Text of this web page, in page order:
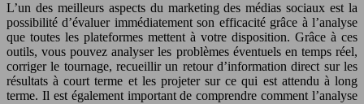
L’un des meilleurs aspects du marketing des médias sociaux est la
possibilité d’évaluer immédiatement son efficacité grâce à l’analyse
que toutes les plateformes mettent à votre disposition. Grâce à ces
outils, vous pouvez analyser les problèmes éventuels en temps réel,
corriger le tournage, recueillir un retour d’information direct sur les
résultats à court terme et les projeter sur ce qui est attendu à long
terme. Il est également important de comprendre comment l’analyse